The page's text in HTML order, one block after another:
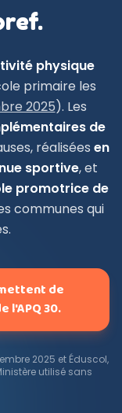
physique
primaire les
2025). Les
de
réalisées en
sportive, et
promotrice de
communes qui
de
l'APQ 30.
2025 et Éduscol,
utilisé sans